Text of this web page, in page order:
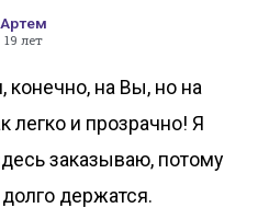
Артем
19 лет
конечно, на Вы, но на
легко и прозрачно! Я
заказываю, потому
держатся.